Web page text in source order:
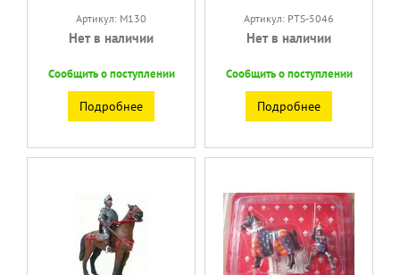
Артикул: M130
Нет в наличии
Сообщить о поступлении
Подробнее
Артикул: PTS-5046
Нет в наличии
Сообщить о поступлении
Подробнее